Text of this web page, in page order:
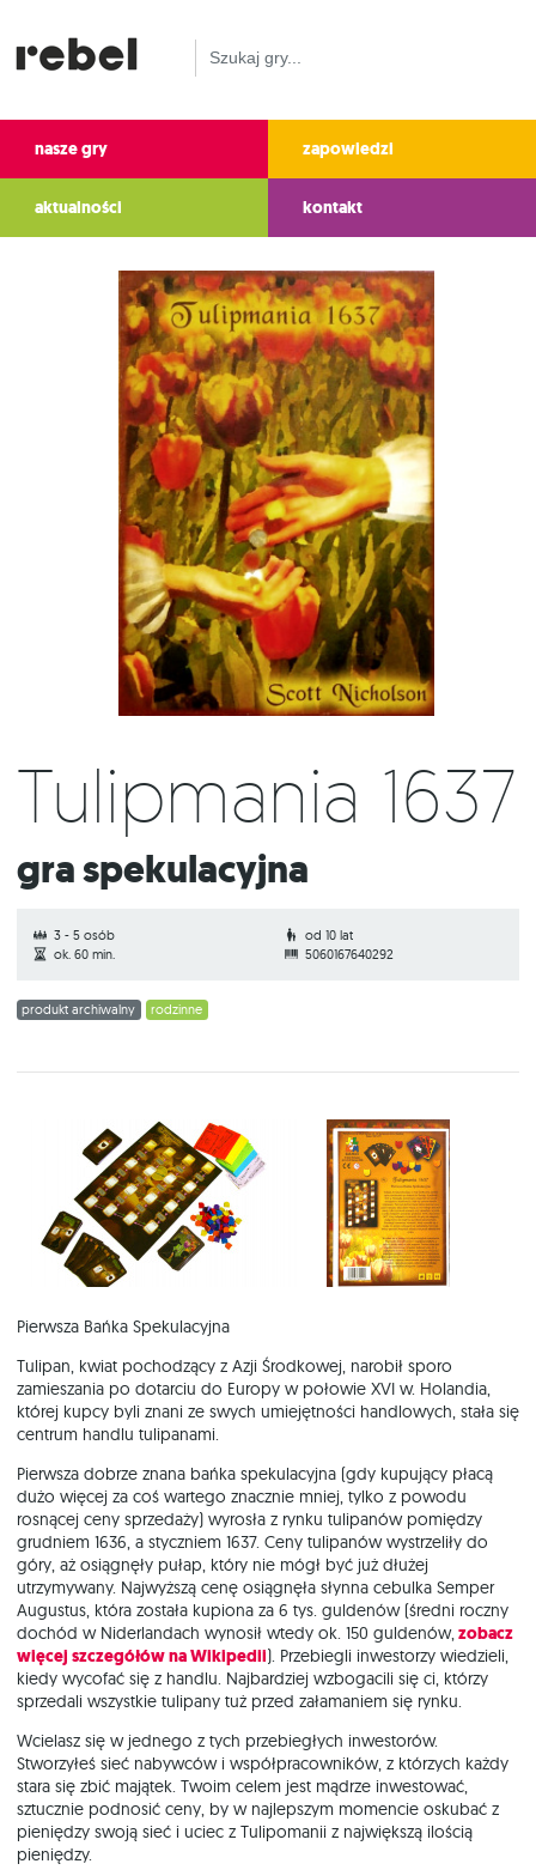
nasze gry zapowiedzi
aktualności kontakt
Tulipmania 1637
Gra spekulacyjna
3 - 5 osób
od 10 lat
ok. 60 min.
5060167640292
produkt archiwalny rodzinne
Pierwsza Bańka Spekulacyjna
Tulipan, kwiat pochodzący z Azji Środkowej, narobił sporo
zamieszania po dotarciu do Europy w połowie XVI w. Holandia,
której kupcy byli znani ze swych umiejętności handlowych, stała się
centrum handlu tulipanami.
Pierwsza dobrze znana bańka spekulacyjna (gdy kupujący płacą
dużo więcej za coś wartego znacznie mniej, tylko z powodu
rosnącej ceny sprzedaży) wyrosła z rynku tulipanów pomiędzy
grudniem 1636, a styczniem 1637. Ceny tulipanów wystrzeliły do
góry, aż osiągnęły pułap, który nie mógł być już dłużej
utrzymywany. Najwyższą cenę osiągnęła słynna cebulka Semper
Augustus, która została kupiona za 6 tys. guldenów (średni roczny
dochód w Niderlandach wynosił wtedy ok. 150 guldenów,zobacz
więcej szczegółów na Wikipedii). Przebiegli inwestorzy wiedzieli,
kiedy wycofać się z handlu. Najbardziej wzbogacili się ci, którzy
sprzedali wszystkie tulipany tuż przed załamaniem się rynku.
Wcielasz się w jednego z tych przebiegłych inwestorów.
Stworzyłeś sieć nabywców i współpracowników, z którzych każdy
stara się zbić majątek. Twoim celem jest mądrze inwestować,
sztucznie podnosić ceny, by w najlepszym momencie oskubać z
pieniędzy swoją sieć i uciec z Tulipomanii z największą ilością
pieniędzy.